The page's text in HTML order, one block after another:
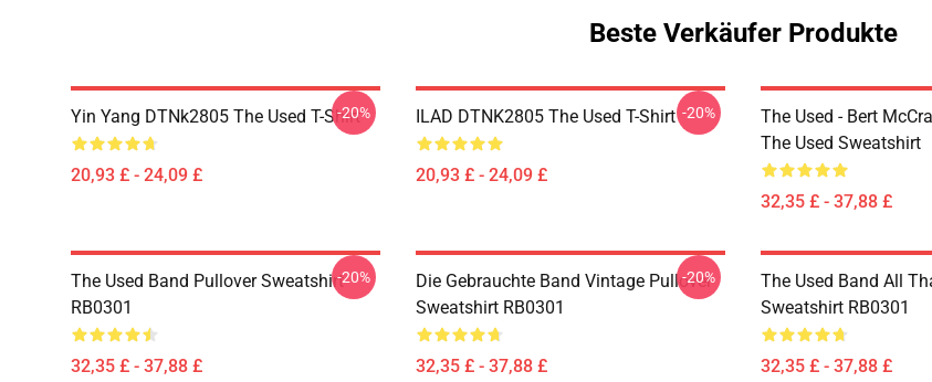
Beste Verkäufer Produkte
Yin Yang DTNk2805 The Used T-Shirt
20,93 £ - 24,09 £
-20% ILAD DTNK2805 The Used T-Shirt
20,93 £ - 24,09 £
-20%
The Used - Bert
The Used Sweatshirt
32,35 £ - 37,88 £
The Used Band Pullover Sweatshirt
RB0301
32,35 £ - 37,88 £
-20%
Die Gebrauchte Band Vintage Pullover
Sweatshirt RB0301
32,35 £ - 37,88 £
-20%
The Used Band All
Sweatshirt RB0301
32,35 £ - 37,88 £